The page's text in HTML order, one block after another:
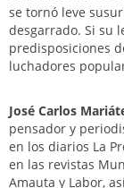
se tornó leve
desgarrado. Si su
predisposiciones
luchadores
José Carlos
pensador y
en los diarios La
en las revistas
Amauta y Labor,